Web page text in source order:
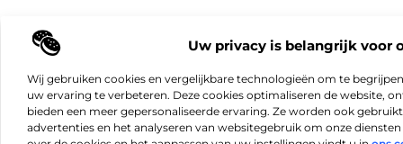
Uw privacy is belangrijk voor
Wij gebruiken cookies en vergelijkbare technologieën om te
uw ervaring te verbeteren. Deze cookies optimaliseren de website,
bieden een meer gepersonaliseerde ervaring. Ze worden ook
advertenties en het analyseren van websitegebruik om onze